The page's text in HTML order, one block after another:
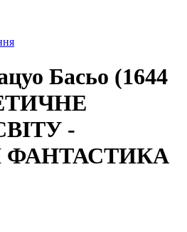
Басьо (1644
-
ФАНТАСТИКА